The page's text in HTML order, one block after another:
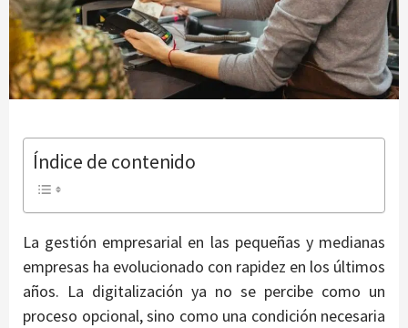
Índice de contenido
La gestión empresarial en las pequeñas y medianas
empresas ha evolucionado con rapidez en los últimos
años. La digitalización ya no se percibe como un
proceso opcional, sino como una condición necesaria